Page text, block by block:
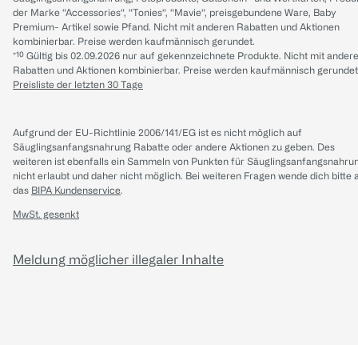
der Marke “Accessories“, “Tonies“, “Mavie“, preisgebundene Ware, Baby
Premium- Artikel sowie Pfand. Nicht mit anderen Rabatten und Aktionen
kombinierbar. Preise werden kaufmännisch gerundet.
*¹⁰ Gültig bis 02.09.2026 nur auf gekennzeichnete Produkte. Nicht mit
Rabatten und Aktionen kombinierbar. Preise werden kaufmännisch
Preisliste der letzten 30 Tage
Aufgrund der EU-Richtlinie 2006/141/EG ist es nicht möglich auf
Säuglingsanfangsnahrung Rabatte oder andere Aktionen zu geben. Des
weiteren ist ebenfalls ein Sammeln von Punkten für
nicht erlaubt und daher nicht möglich. Bei weiteren Fragen wende dich bitte
das BIPA Kundenservice.
MwSt. gesenkt
Meldung möglicher illegaler Inhalte